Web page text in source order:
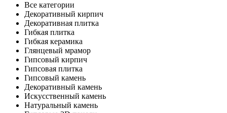
Все категории
Декоративный кирпич
Декоративная плитка
Гибкая плитка
Гибкая керамика
Глянцевый мрамор
Гипсовый кирпич
Гипсовая плитка
Гипсовый камень
Декоративный камень
Искусственный камень
Натуральный камень